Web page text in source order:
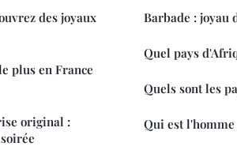
des joyaux
plus en France
original :
Barbade : joyau
Quel pays
Quels sont les
Qui est